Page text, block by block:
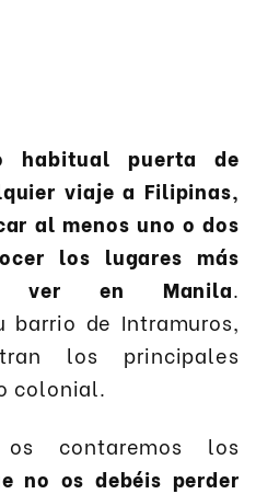
habitual puerta de
viaje a Filipinas,
al menos uno o dos
los lugares más
ver en Manila.
barrio de Intramuros,
los principales
colonial.
contaremos los
no os debéis perder